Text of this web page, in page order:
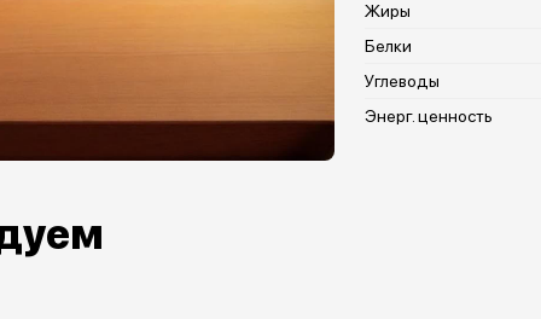
Жиры
Белки
Углеводы
Энерг. ценность